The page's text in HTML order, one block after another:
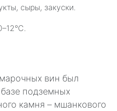
сыры, закуски.
вин был
подземных
камня – мшанкового